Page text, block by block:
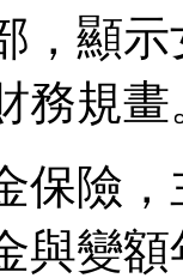
，顯
務規畫
保險
與變額